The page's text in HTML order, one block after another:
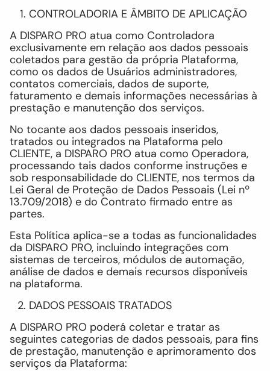
CONTROLADORIA E ÂMBITO DE APLICAÇÃO
A DISPARO PRO atua como Controladora
exclusivamente em relação aos dados pessoais
coletados para gestão da própria Plataforma,
como os dados de Usuários administradores,
contatos comerciais, dados de suporte,
faturamento e demais informações necessárias à
prestação e manutenção dos serviços.
No tocante aos dados pessoais inseridos,
tratados ou integrados na Plataforma pelo
CLIENTE, a DISPARO PRO atua como Operadora,
processando tais dados conforme instruções e
sob responsabilidade do CLIENTE, nos termos da
Lei Geral de Proteção de Dados Pessoais (Lei nº
13.709/2018) e do Contrato firmado entre as
partes.
Esta Política aplica-se a todas as funcionalidades
da DISPARO PRO, incluindo integrações com
sistemas de terceiros, módulos de automação,
análise de dados e demais recursos disponíveis
na plataforma.
DADOS PESSOAIS TRATADOS
A DISPARO PRO poderá coletar e tratar as
seguintes categorias de dados pessoais, para fins
de prestação, manutenção e aprimoramento dos
serviços da Plataforma: